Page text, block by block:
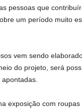
pessoas que
um período muito
vem sendo
do projeto, será
exposição com